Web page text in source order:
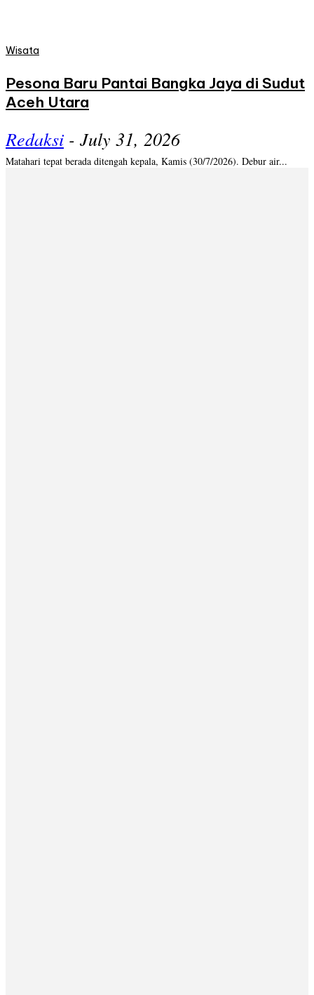
Wisata
Pesona Baru Pantai Bangka Jaya di Sudut
Aceh Utara
Redaksi - July 31, 2026
Matahari tepat berada ditengah kepala, Kamis (30/7/2026). Debur air...